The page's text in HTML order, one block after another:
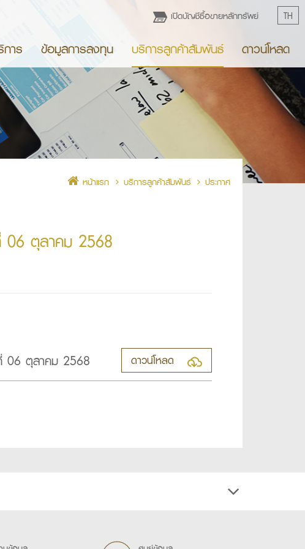
เปิดบัญชีซื้อขายหลักทรัพย์ TH
าร ข้อมูลการลงทุน บริการลูกค้าสัมพันธ์ ดาวน์โหลด
หน้าแรก บริการลูกค้าสัมพันธ์ ประกาศ
06 ตุลาคม 2568
06 ตุลาคม 2568 ดาวน์โหลด